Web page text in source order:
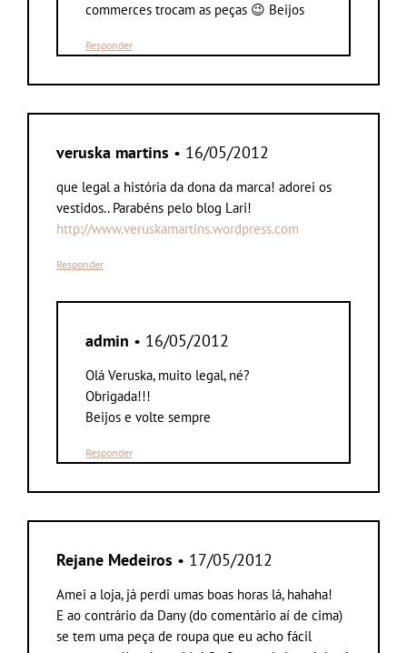
commerces trocam as peças 😉 Beijos
Responder
veruska martins • 16/05/2012
que legal a história da dona da marca! adorei os
vestidos.. Parabéns pelo blog Lari!
http://www.veruskamartins.wordpress.com
Responder
admin • 16/05/2012
Olá Veruska, muito legal, né?
Obrigada!!!
Beijos e volte sempre
Responder
Rejane Medeiros • 17/05/2012
Amei a loja, já perdi umas boas horas lá, hahaha!
E ao contrário da Dany (do comentário aí de cima)
se tem uma peça de roupa que eu acho fácil